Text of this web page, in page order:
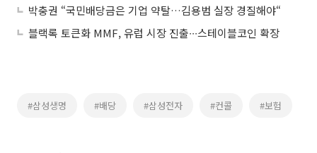
박충권 “국민배당금은 기업 약탈…김용범 실장 경질해야“
블랙록 토큰화 MMF, 유럽 시장 진출∙∙∙스테이블코인 확장
#삼성생명 #배당 #삼성전자 #컨콜 #보험